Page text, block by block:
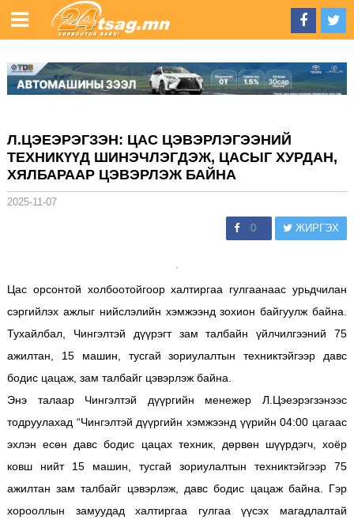
Л.ЦЭЕЭРЭГЗЭН: ЦАС ЦЭВЭРЛЭГЭЭНИЙ
ТЕХНИКҮҮД ШИНЭЧЛЭГДЭЖ, ЦАСЫГ ХУРДАН,
ХЯЛБАРААР ЦЭВЭРЛЭЖ БАЙНА
2025-11-07
0 ЖИРГЭХ
Цас орсонтой холбоотойгоор халтиргаа гулгаанаас урьдчилан
сэргийлэх ажлыг нийслэлийн хэмжээнд зохион байгуулж байна.
Тухайлбал, Чингэлтэй дүүрэгт зам талбайн үйлчилгээний 75
ажилтан, 15 машин, тусгай зориулалтын техниктэйгээр давс
бодис цацаж, зам талбайг цэвэрлэж байна.
Энэ талаар Чингэлтэй дүүргийн менежер Л.Цэеэрэгзэнээс
тодруулахад “Чингэлтэй дүүргийн хэмжээнд үүрийн 04:00 цагаас
эхлэн есөн давс бодис цацах техник, дөрвөн шүүрдэгч, хоёр
ковш нийт 15 машин, тусгай зориулалтын техниктэйгээр 75
ажилтан зам талбайг цэвэрлэж, давс бодис цацаж байна. Гэр
хорооллын замуудад халтиргаа гулгаа үүсэх магадлалтай